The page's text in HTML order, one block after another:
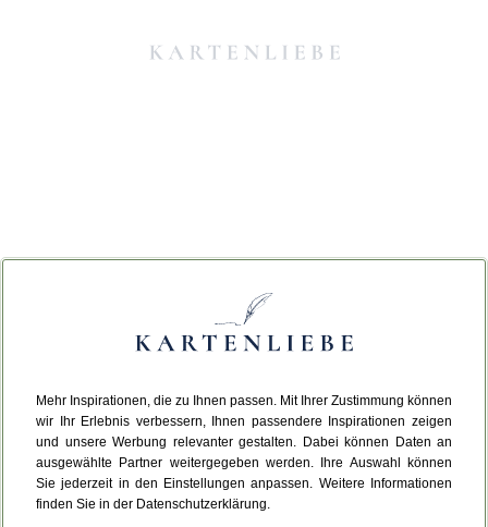
Mehr Inspirationen, die zu Ihnen passen. Mit Ihrer Zustimmung können
wir Ihr Erlebnis verbessern, Ihnen passendere Inspirationen zeigen
und unsere Werbung relevanter gestalten. Dabei können Daten an
ausgewählte Partner weitergegeben werden. Ihre Auswahl können
Sie jederzeit in den Einstellungen anpassen. Weitere Informationen
finden Sie in der Datenschutzerklärung.
Da ist etwas schiefgelaufen.
Leider ist ein technischer Fehler aufgetreten.
Bitte laden Sie die Seite neu.